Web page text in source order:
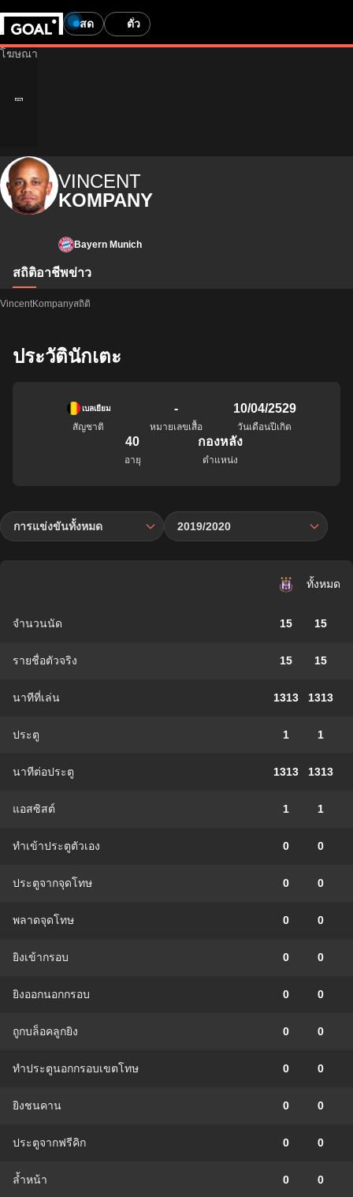
สด ตั๋ว
VINCENT
KOMPANY
Bayern Munich
สถิติอาชีพข่าว
VincentKompanyสถิติ
ประวัตินักเตะ
เบลเยียม
สัญชาติ
-
หมายเลขเสื้อ
10/04/2529
วันเดือนปีเกิด
40
อายุ
กองหลัง
ตำแหน่ง
การแข่งขันทั้งหมด 2019/2020
ทั้งหมด
จำนวนนัด 15 15
รายชื่อตัวจริง 15 15
นาทีที่เล่น 1313 1313
ประตู 1 1
นาทีต่อประตู 1313 1313
แอสซิสต์ 1 1
ทําเข้าประตูตัวเอง 0 0
ประตูจากจุดโทษ 0 0
พลาดจุดโทษ 0 0
ยิงเข้ากรอบ 0 0
ยิงออกนอกกรอบ 0 0
ถูกบล็อคลูกยิง 0 0
ทำประตูนอกกรอบเขตโทษ 0 0
ยิงชนคาน 0 0
ประตูจากฟรีคิก 0 0
ล้ำหน้า 0 0